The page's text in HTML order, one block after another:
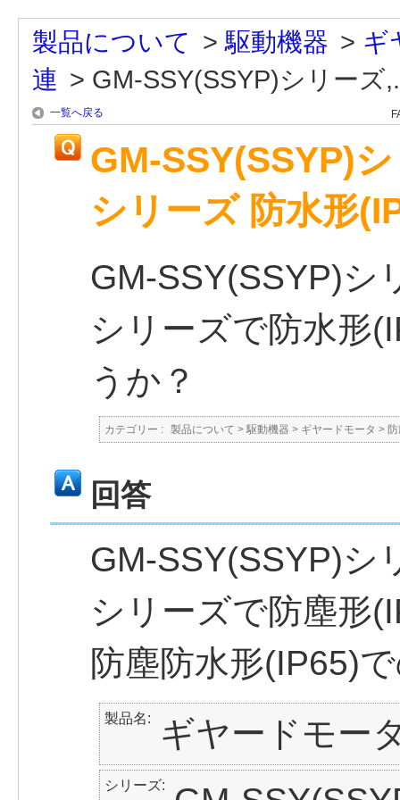
製品について >駆動機器 > ギ
連 > GM-SSY(SSYP)シリーズ
一覧へ戻る
GM-SSY(SSYP)
シリーズ 防水形
GM-SSY(SSYP)シ
シリーズで防水形
うか？
カテゴリー : 製品について > 駆動機器 > ギヤードモータ >
回答
GM-SSY(SSYP)シ
シリーズで防塵形
防塵防水形(IP65)
製品名 ギヤードモー
シリーズ